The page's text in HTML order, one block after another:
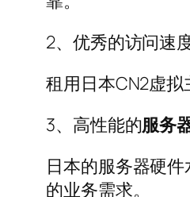
2、优秀的访问速
租用日本CN2虚拟
3、高性能的服务
日本的服务器硬
的业务需求。